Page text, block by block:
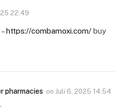
22:49
https://combamoxi.com/ buy
pharmacies on Juli 6, 2025 14:54